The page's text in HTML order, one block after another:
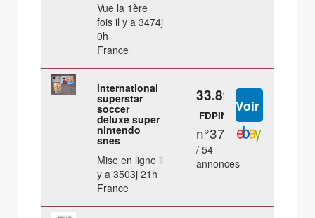
Vue la 1ère
fois il y a 3474j
0h
France
international
superstar
soccer
deluxe super
nintendo
snes
Mise en ligne il
y a 3503j 21h
France
33.89 €
FDPIN
n°37
/ 54
annonces